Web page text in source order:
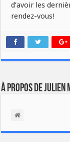
d’avoir les
rendez-vous!
À propos de Julien